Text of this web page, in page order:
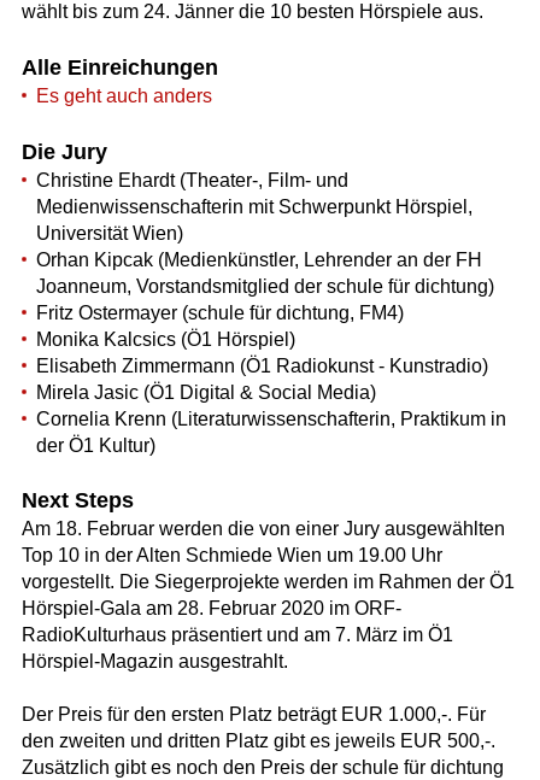
wählt bis zum 24. Jänner die 10 besten Hörspiele aus.
Alle Einreichungen
Es geht auch anders
Die Jury
Christine Ehardt (Theater-, Film- und
Medienwissenschafterin mit Schwerpunkt Hörspiel,
Universität Wien)
Orhan Kipcak (Medienkünstler, Lehrender an der FH
Joanneum, Vorstandsmitglied der schule für dichtung)
Fritz Ostermayer (schule für dichtung, FM4)
Monika Kalcsics (Ö1 Hörspiel)
Elisabeth Zimmermann (Ö1 Radiokunst - Kunstradio)
Mirela Jasic (Ö1 Digital & Social Media)
Cornelia Krenn (Literaturwissenschafterin, Praktikum in
der Ö1 Kultur)
Next Steps
Am 18. Februar werden die von einer Jury ausgewählten
Top 10 in der Alten Schmiede Wien um 19.00 Uhr
vorgestellt. Die Siegerprojekte werden im Rahmen der Ö1
Hörspiel-Gala am 28. Februar 2020 im ORF-
RadioKulturhaus präsentiert und am 7. März im Ö1
Hörspiel-Magazin ausgestrahlt.
Der Preis für den ersten Platz beträgt EUR 1.000,-. Für
den zweiten und dritten Platz gibt es jeweils EUR 500,-.
Zusätzlich gibt es noch den Preis der schule für dichtung